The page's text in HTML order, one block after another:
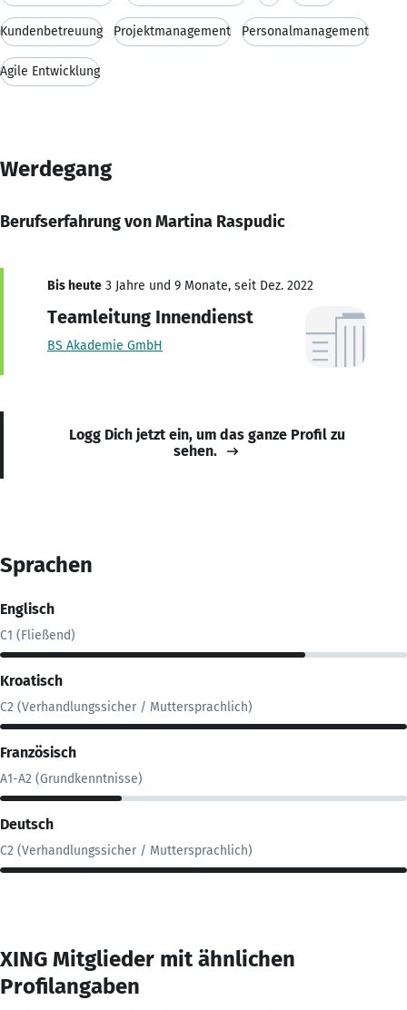
Kundenbetreuung Projektmanagement Personalmanagement
Agile Entwicklung
Werdegang
Berufserfahrung von Martina Raspudic
Bis heute 3 Jahre und 9 Monate, seit Dez. 2022
Teamleitung Innendienst
BS Akademie GmbH
Logg Dich jetzt ein, um das ganze Profil zu
sehen.
Sprachen
Englisch
C1 (Fließend)
Kroatisch
C2 (Verhandlungssicher / Muttersprachlich)
Französisch
A1-A2 (Grundkenntnisse)
Deutsch
C2 (Verhandlungssicher / Muttersprachlich)
XING Mitglieder mit ähnlichen
Profilangaben